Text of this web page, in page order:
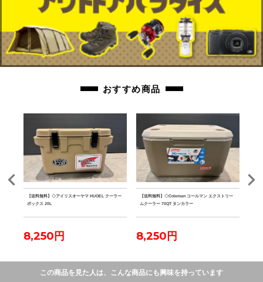
おすすめ商品
【送料無料】◇アイリスオーヤマ HUGEL クーラー
ボックス 20L
8,250円
【送料無料】◇Coleman コールマン エクストリー
ムクーラー 70QT タンカラー
8,250円
この商品を見た人は、こんな商品にも興味を持っています